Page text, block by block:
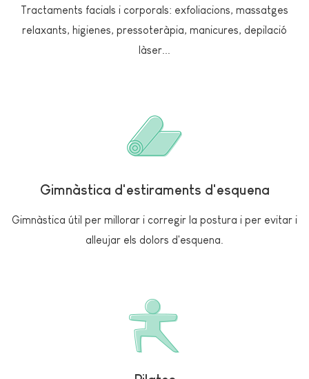
Tractaments facials i corporals: exfoliacions, massatges
relaxants, higienes, pressoteràpia, manicures, depilació
làser...
Gimnàstica d'estiraments d'esquena
Gimnàstica útil per millorar i corregir la postura i per evitar i
alleujar els dolors d'esquena.